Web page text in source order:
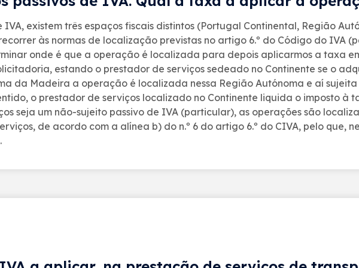
existem três espaços fiscais distintos (Portugal Continental, Região
às normas de localização previstas no artigo 6.º do Código do IVA
onde é que a operação é localizada para depois aplicarmos a taxa
estando o prestador de serviços sedeado no Continente se o
da Madeira a operação é localizada nessa Região Autónoma e aí
o prestador de serviços localizado no Continente liquida o imposto
seja um não-sujeito passivo de IVA (particular), as operações são
de acordo com a alínea b) do n.º 6 do artigo 6.º do CIVA, pelo que,